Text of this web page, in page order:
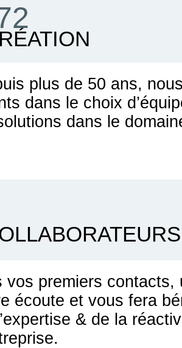
vos premiers contacts,
écoute et vous fera
& de la
plus de 50 ans,
dans le choix
dans le